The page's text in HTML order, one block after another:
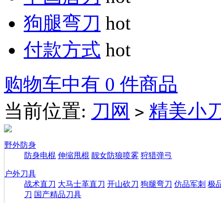
狗腿弯刀 hot
付款方式 hot
购物车中有 0 件商品
当前位置: 刀网 > 精美小
野外防身
防身电棍 伸缩甩棍 靓女防狼喷雾 狩猎弹弓
户外刀具
战术直刀 大马士革直刀 开山砍刀 狗腿弯刀 仿品军刺 极
刀 国产精品刀具